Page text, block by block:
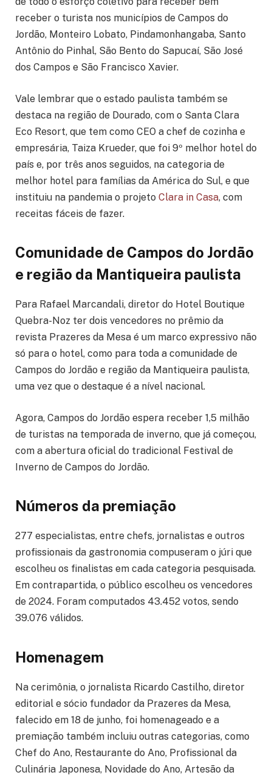
receber o turista nos municípios de Campos do
Jordão, Monteiro Lobato, Pindamonhangaba, Santo
Antônio do Pinhal, São Bento do Sapucaí, São José
dos Campos e São Francisco Xavier.
Vale lembrar que o estado paulista também se
destaca na região de Dourado, com o Santa Clara
Eco Resort, que tem como CEO a chef de cozinha e
empresária, Taiza Krueder, que foi 9º melhor hotel do
país e, por três anos seguidos, na categoria de
melhor hotel para famílias da América do Sul, e que
instituiu na pandemia o projeto Clara in Casa, com
receitas fáceis de fazer.
Comunidade de Campos do Jordão
e região da Mantiqueira paulista
Para Rafael Marcandali, diretor do Hotel Boutique
Quebra-Noz ter dois vencedores no prêmio da
revista Prazeres da Mesa é um marco expressivo não
só para o hotel, como para toda a comunidade de
Campos do Jordão e região da Mantiqueira paulista,
uma vez que o destaque é a nível nacional.
Agora, Campos do Jordão espera receber 1,5 milhão
de turistas na temporada de inverno, que já começou,
com a abertura oficial do tradicional Festival de
Inverno de Campos do Jordão.
Números da premiação
277 especialistas, entre chefs, jornalistas e outros
profissionais da gastronomia compuseram o júri que
escolheu os finalistas em cada categoria pesquisada.
Em contrapartida, o público escolheu os vencedores
de 2024. Foram computados 43.452 votos, sendo
39.076 válidos.
Homenagem
Na cerimônia, o jornalista Ricardo Castilho, diretor
editorial e sócio fundador da Prazeres da Mesa,
falecido em 18 de junho, foi homenageado e a
premiação também incluiu outras categorias, como
Chef do Ano, Restaurante do Ano, Profissional da
Culinária Japonesa, Novidade do Ano, Artesão da